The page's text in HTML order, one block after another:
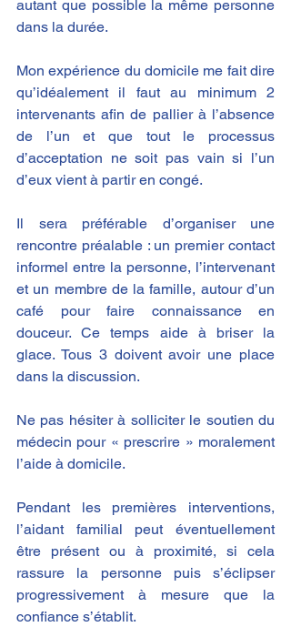
autant que possible la même personne
dans la durée.
Mon expérience du domicile me fait dire
qu’idéalement il faut au minimum 2
intervenants afin de pallier à l’absence
de l’un et que tout le processus
d’acceptation ne soit pas vain si l’un
d’eux vient à partir en congé.
Il sera préférable d’organiser une
rencontre préalable : un premier contact
informel entre la personne, l’intervenant
et un membre de la famille, autour d’un
café pour faire connaissance en
douceur​. Ce temps aide à briser la
glace. Tous 3 doivent avoir une place
dans la discussion.
Ne pas hésiter à solliciter le soutien du
médecin pour « prescrire » moralement
l’aide à domicile.
Pendant les premières interventions,
l’aidant familial peut éventuellement
être présent ou à proximité, si cela
rassure la personne puis s’éclipser
progressivement à mesure que la
confiance s’établit.